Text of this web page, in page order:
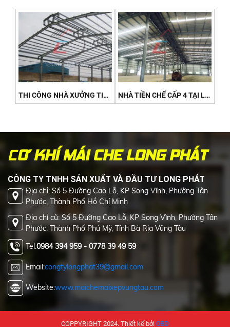
THI CÔNG NHÀ XƯỞNG TIỀN CHẾ TẠI KCN CÁI MÉP - TRỌN GÓI, ĐÚNG TIẾN ĐỘ 2026 NHÀ TIỀN CHẾ CẤP 4 TẠI LONG ĐIỀN - GIẢI PHÁP TIẾT KIỆM CHO GIA ĐÌNH 2026
CƠ KHÍ MÁI CHE LONG PHÁT
CÔNG TY TNHH SẢN XUẤT VÀ ĐẦU TƯ LONG PHÁT
Địa chỉ: Số 5 Đường Cao Lỗ, KP Song Vĩnh, Phường Tân
Phước, Thành Phố Hồ Chí Minh
Địa chỉ cũ: Số 5 Đường Cao Lỗ, KP Song Vĩnh, Phường Tân
Phước, Thành Phố Phú Mỹ, Tỉnh Bà Rịa Vũng Tàu
Tel:0984 394 959 - 0778 39 49 59
Email:congtylongphat39@gmail.com
Website:www.maichemaixepvungtau.com
COPPYRIGHT 2024. Thiết kế bởi OBD